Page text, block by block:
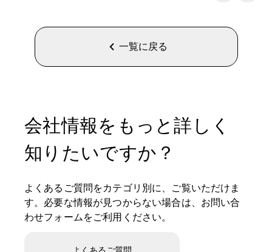
一覧に戻る
会社情報をもっと詳しく
知りたいですか？
よくあるご質問をカテゴリ別に、ご覧いただけま
す。必要な情報が見つからない場合は、お問い合
わせフォームをご利用ください。